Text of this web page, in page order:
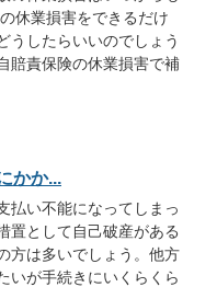
休業損害をできるだけ
うしたらいいのでしょう
賠責保険の休業損害で補
かか...
払い不能になってしまっ
置として自己破産がある
方は多いでしょう。他方
いが手続きにいくらくら